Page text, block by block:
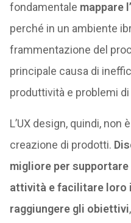
fondamentale mappare
perché in un ambiente
frammentazione del
principale causa di
produttività e problemi
L’UX design, quindi,
creazione di prodotti.
migliore per
attività e facilitare loro
raggiungere gli obiettivi